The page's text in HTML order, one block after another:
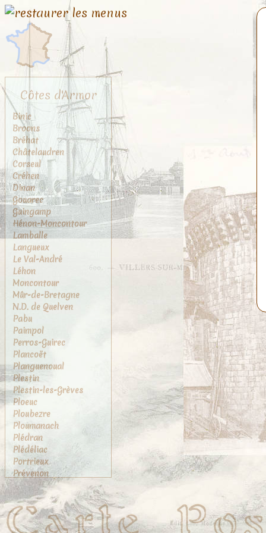
Côtes d'Armor
Binic
Broons
Bréhat
Châtelaudren
Corseul
Créhen
Dinan
Gouarec
Guingamp
Hénon-Moncontour
Lamballe
Langueux
Le Val-André
Léhon
Moncontour
Mûr-de-Bretagne
N.D. de Quelven
Pabu
Paimpol
Perros-Guirec
Plancoët
Planguenoual
Plestin
Plestin-les-Grèves
Ploeuc
Ploubezre
Ploumanach
Plédran
Plédéliac
Portrieux
Prévenon
Quintin
Saint-Brieuc
Saint-Cast
Saint-Efflam